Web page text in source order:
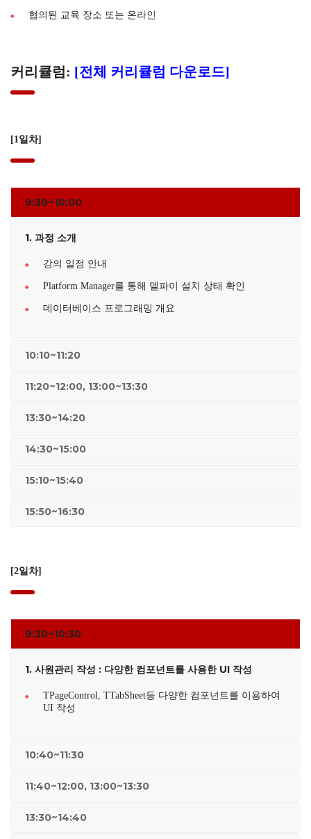
협의된 교육 장소 또는 온라인
커리큘럼: [전체 커리큘럼 다운로드]
[1일차]
9:30~10:00
1. 과정 소개
강의 일정 안내
Platform Manager를 통해 델파이 설치 상태 확인
데이터베이스 프로그래밍 개요
10:10~11:20
11:20~12:00, 13:00~13:30
13:30~14:20
14:30~15:00
15:10~15:40
15:50~16:30
[2일차]
9:30~10:30
1. 사원관리 작성 : 다양한 컴포넌트를 사용한 UI 작성
TPageControl, TTabSheet등 다양한 컴포넌트를 이용하여
UI 작성
10:40~11:30
11:40~12:00, 13:00~13:30
13:30~14:40